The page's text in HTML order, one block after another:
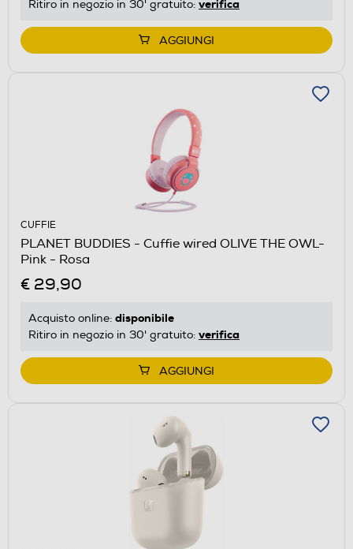
Ritiro in negozio in 30' gratuito: verifica
AGGIUNGI
CUFFIE
PLANET BUDDIES - Cuffie wired OLIVE THE OWL-
Pink - Rosa
€ 29,90
Acquisto online: disponibile
Ritiro in negozio in 30' gratuito: verifica
AGGIUNGI